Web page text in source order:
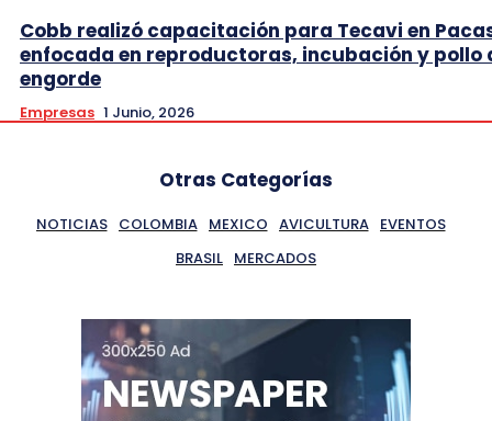
Cobb realizó capacitación para Tecavi en
enfocada en reproductoras, incubación y pollo
engorde
Empresas 1 Junio, 2026
Otras Categorías
NOTICIAS COLOMBIA MEXICO AVICULTURA
EVENTOS
BRASIL MERCADOS